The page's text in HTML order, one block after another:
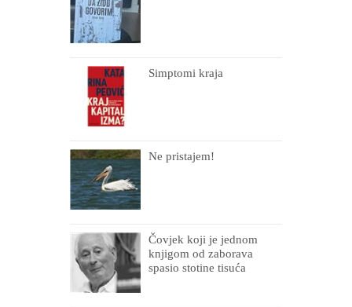
Simptomi kraja
Ne pristajem!
Čovjek koji je jednom
knjigom od zaborava
spasio stotine tisuća